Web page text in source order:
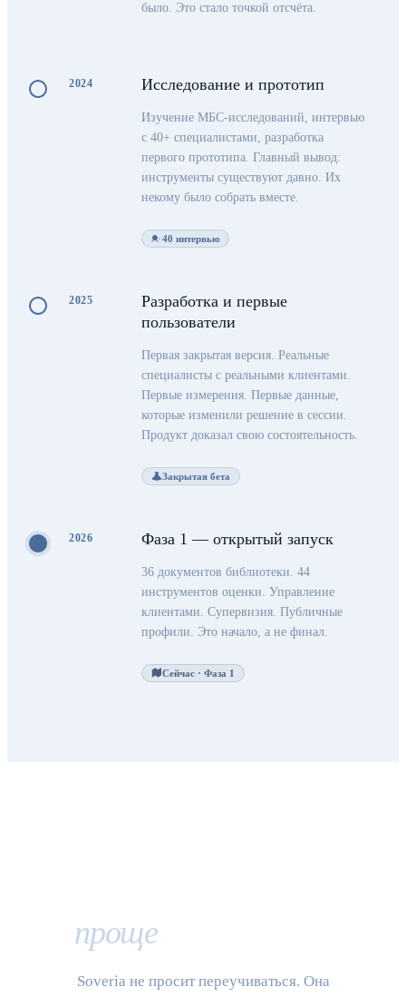
было. Это стало точкой отсчёта.
2024 Исследование и прототип
Изучение МБС-исследований, интервью
с 40+ специалистами, разработка
первого прототипа. Главный вывод:
инструменты существуют давно. Их
некому было собрать вместе.
40 интервью
2025
Разработка и первые
пользователи
Первая закрытая версия. Реальные
специалисты с реальными клиентами.
Первые измерения. Первые данные,
которые изменили решение в сессии.
Продукт доказал свою состоятельность.
Закрытая бета
2026 Фаза 1 — открытый запуск
36 документов библиотеки. 44
инструментов оценки. Управление
клиентами. Супервизия. Публичные
профили. Это начало, а не финал.
Сейчас · Фаза 1
проще
Soveria не просит переучиваться. Она